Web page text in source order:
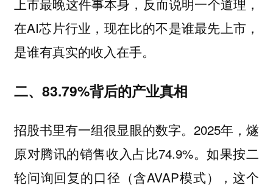
上市最晚这件事本身，反而说明一个道理，
在AI芯片行业，现在比的不是谁最先上市，
是谁有真实的收入在手。
二、83.79%背后的产业真相
招股书里有一组很显眼的数字。2025年，燧
原对腾讯的销售收入占比74.9%。如果按二
轮问询回复的口径（含AVAP模式），这个